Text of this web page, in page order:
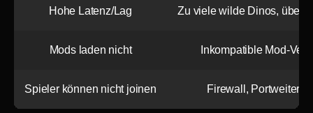
Hohe Latenz/Lag Zu viele wilde Dinos,
Mods laden nicht Inkompatible Mod-
Spieler können nicht joinen Firewall,